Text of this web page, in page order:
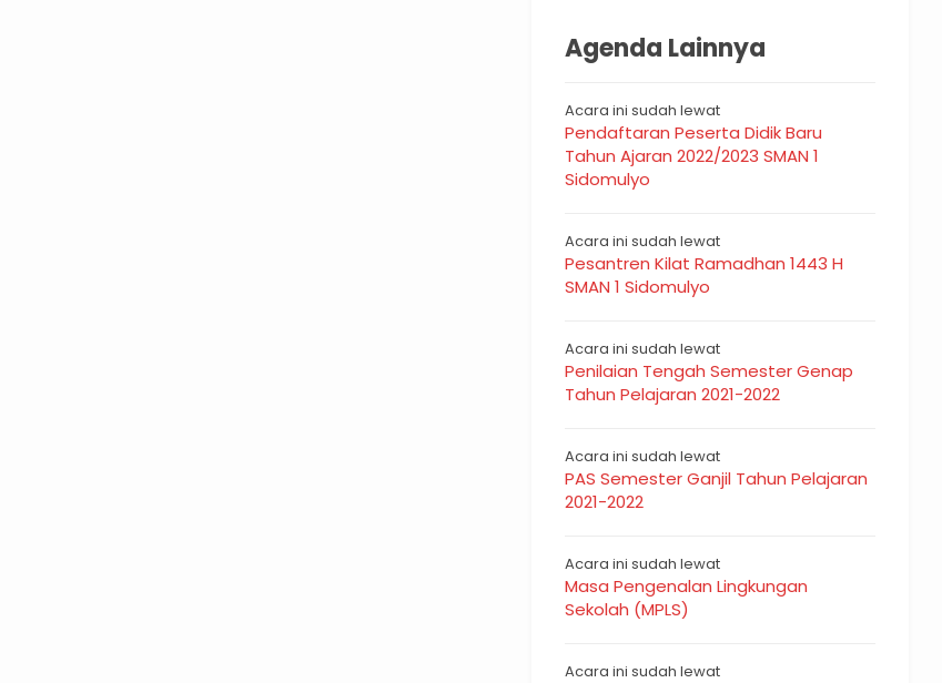
Agenda Lainnya
Acara ini sudah lewat
Pendaftaran Peserta Didik Baru
Tahun Ajaran 2022/2023 SMAN 1
Sidomulyo
Acara ini sudah lewat
Pesantren Kilat Ramadhan 1443 H
SMAN 1 Sidomulyo
Acara ini sudah lewat
Penilaian Tengah Semester Genap
Tahun Pelajaran 2021-2022
Acara ini sudah lewat
PAS Semester Ganjil Tahun Pelajaran
2021-2022
Acara ini sudah lewat
Masa Pengenalan Lingkungan
Sekolah (MPLS)
Acara ini sudah lewat